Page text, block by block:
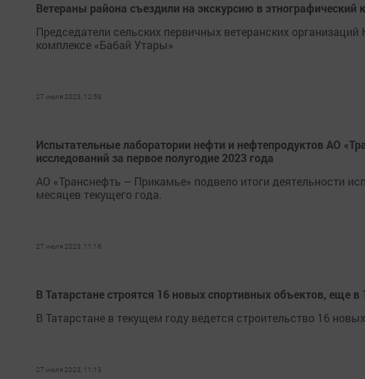
Ветераны района съездили на экскурсию в этнографический
Председатели сельских первичных ветеранских
комплексе «Бабай Утары»
27 июля 2023, 12:59
Испытательные лаборатории нефти и нефтепродуктов АО
исследований за первое полугодие 2023 года
АО «Транснефть – Прикамье» подвело итоги деятельности
месяцев текущего года.
27 июля 2023, 11:16
В Татарстане строятся 16 новых спортивных объектов, еще в
В Татарстане в текущем году ведется строительство 16
27 июля 2023, 11:13